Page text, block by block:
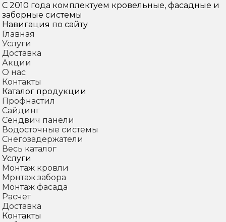
С 2010 года комплектуем кровельные, фасадные и
заборные системы
Навигация по сайту
Главная
Услуги
Доставка
Акции
О нас
Контакты
Каталог продукции
Профнастил
Сайдинг
Сендвич панели
Водосточные системы
Снегозадержатели
Весь каталог
Услуги
Монтаж кровли
Мрнтаж забора
Монтаж фасада
Расчет
Доставка
Контакты